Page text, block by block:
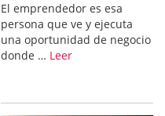
El emprendedor es esa
persona que ve y ejecuta
una oportunidad de negocio
donde … Leer